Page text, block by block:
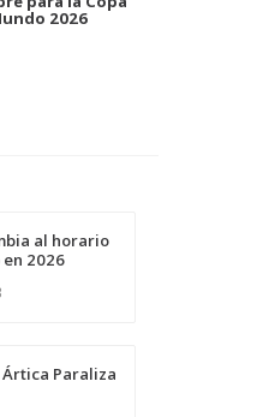
2026
al horario
2026
Paraliza